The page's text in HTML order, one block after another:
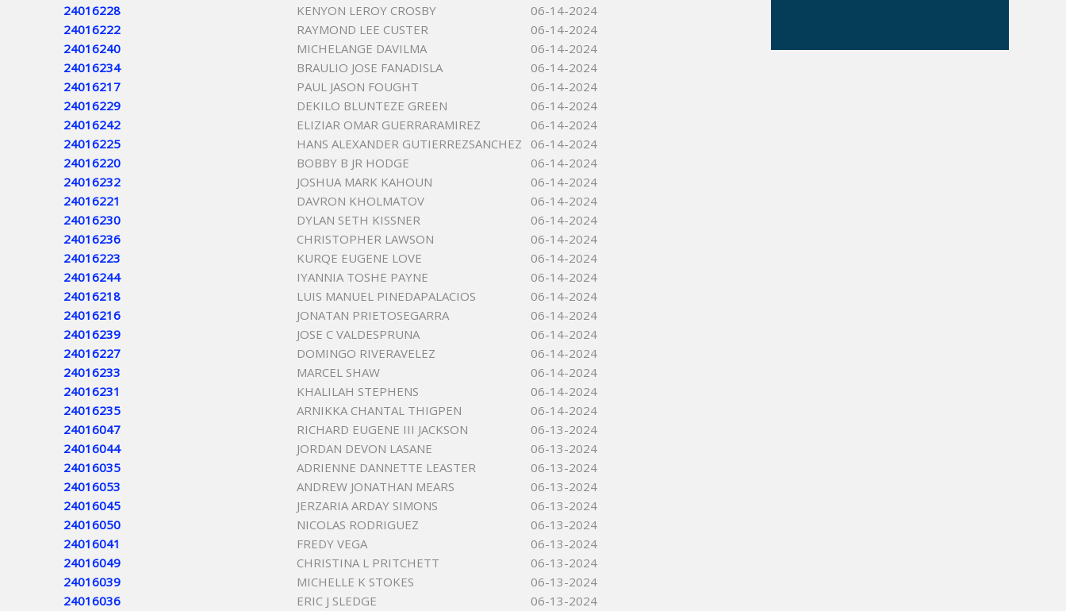
24016228
KENYON LEROY CROSBY
06-14-2024
24016222
RAYMOND LEE CUSTER
06-14-2024
24016240
MICHELANGE DAVILMA
06-14-2024
24016234
BRAULIO JOSE FANADISLA
06-14-2024
24016217
PAUL JASON FOUGHT
06-14-2024
24016229
DEKILO BLUNTEZE GREEN
06-14-2024
24016242
ELIZIAR OMAR GUERRARAMIREZ
06-14-2024
24016225
HANS ALEXANDER GUTIERREZSANCHEZ
06-14-2024
24016220
BOBBY B JR HODGE
06-14-2024
24016232
JOSHUA MARK KAHOUN
06-14-2024
24016221
DAVRON KHOLMATOV
06-14-2024
24016230
DYLAN SETH KISSNER
06-14-2024
24016236
CHRISTOPHER LAWSON
06-14-2024
24016223
KURQE EUGENE LOVE
06-14-2024
24016244
IYANNIA TOSHE PAYNE
06-14-2024
24016218
LUIS MANUEL PINEDAPALACIOS
06-14-2024
24016216
JONATAN PRIETOSEGARRA
06-14-2024
24016239
JOSE C VALDESPRUNA
06-14-2024
24016227
DOMINGO RIVERAVELEZ
06-14-2024
24016233
MARCEL SHAW
06-14-2024
24016231
KHALILAH STEPHENS
06-14-2024
24016235
ARNIKKA CHANTAL THIGPEN
06-14-2024
24016047
RICHARD EUGENE III JACKSON
06-13-2024
24016044
JORDAN DEVON LASANE
06-13-2024
24016035
ADRIENNE DANNETTE LEASTER
06-13-2024
24016053
ANDREW JONATHAN MEARS
06-13-2024
24016045
JERZARIA ARDAY SIMONS
06-13-2024
24016050
NICOLAS RODRIGUEZ
06-13-2024
24016041
FREDY VEGA
06-13-2024
24016049
CHRISTINA L PRITCHETT
06-13-2024
24016039
MICHELLE K STOKES
06-13-2024
24016036
ERIC J SLEDGE
06-13-2024